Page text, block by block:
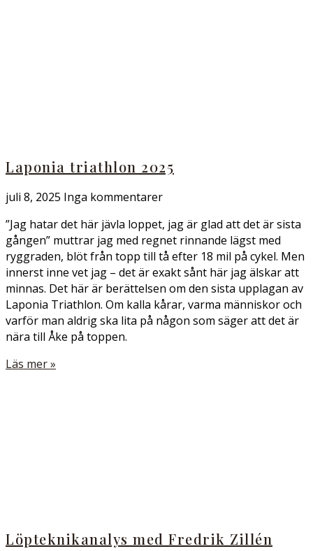
Laponia triathlon 2025
juli 8, 2025 Inga kommentarer
”Jag hatar det här jävla loppet, jag är glad att det är sista
gången” muttrar jag med regnet rinnande lägst med
ryggraden, blöt från topp till tå efter 18 mil på cykel. Men
innerst inne vet jag – det är exakt sånt här jag älskar att
minnas. Det här är berättelsen om den sista upplagan av
Laponia Triathlon. Om kalla kårar, varma människor och
varför man aldrig ska lita på någon som säger att det är
nära till Åke på toppen.
Läs mer »
Löpteknikanalys med Fredrik Zillén